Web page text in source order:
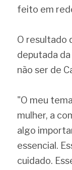
feito em
O resultado
deputada
não ser de
"O meu
mulher, a
algo
essencial.
cuidado.